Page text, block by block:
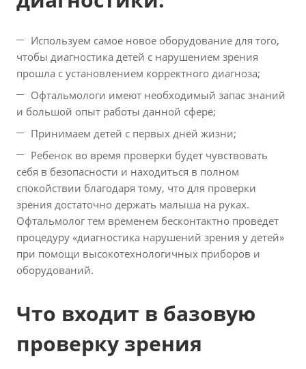
Используем самое новое оборудование для того,
чтобы диагностика детей с нарушением зрения
прошла с установлением корректного диагноза;
Офтальмологи имеют необходимый запас знаний
и большой опыт работы данной сфере;
Принимаем детей с первых дней жизни;
Ребенок во время проверки будет чувствовать
себя в безопасности и находиться в полном
спокойствии благодаря тому, что для проверки
зрения достаточно держать малыша на руках.
Офтальмолог тем временем бесконтактно проведет
процедуру «диагностика нарушений зрения у детей»
при помощи высокотехнологичных приборов и
оборудований.
Что входит в базовую
проверку зрения